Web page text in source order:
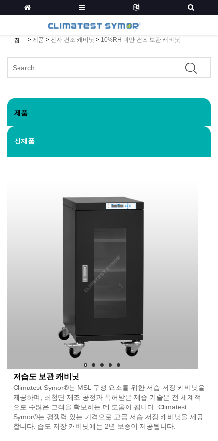
집 > 제품 > 전자 건조 캐비닛 > 10%RH 미만 건조 보관 캐비닛
제품
신제품
저습도 보관 캐비닛
Climatest Symor®는 MSL 구성 요소를 위한 저습 저장 캐비닛을
제공하며, 최첨단 제조 공정과 특허받은 제습 기술은 전 세계적
으로 수많은 고객을 확보하는 데 도움이 됩니다. Climatest
Symor®는 경쟁력 있는 가격으로 고급 저습 저장 캐비닛을 제공
합니다. 습도 저장 캐비닛에는 2년 보증이 제공됩니다.